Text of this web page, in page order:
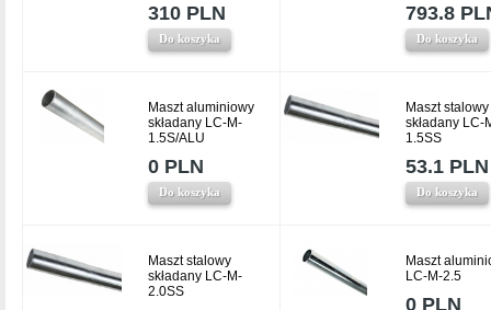
310 PLN
Do koszyka
793.8
Do koszyka
Maszt aluminiowy
składany LC-M-
1.5S/ALU
0 PLN
Do koszyka
Maszt stalowy
składany LC-
1.5SS
53.1 PLN
Do koszyka
Maszt stalowy
składany LC-M-
2.0SS
Maszt
LC-M-2.5
0 PLN